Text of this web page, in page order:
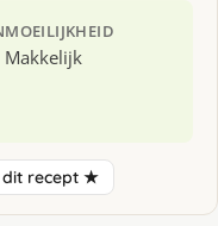
MOEILIJKHEID
Makkelijk
dit recept ★